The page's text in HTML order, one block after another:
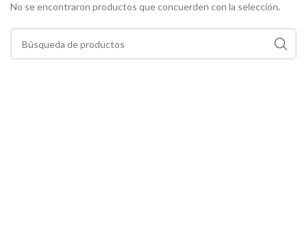
No se encontraron productos que concuerden con la selección.